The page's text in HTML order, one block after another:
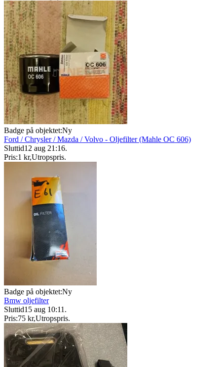
Badge på objektet:Ny
Ford / Chrysler / Mazda / Volvo - Oljefilter (Mahle OC 606)
Sluttid12 aug 21:16.
Pris:1 kr,Utropspris.
Badge på objektet:Ny
Bmw oljefilter
Sluttid15 aug 10:11 .
Pris:75 kr,Utropspris.